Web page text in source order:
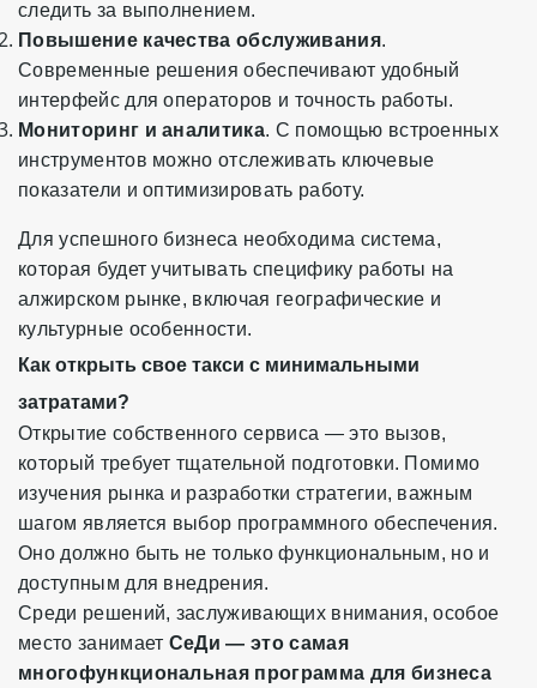
следить за выполнением.
Повышение качества обслуживания.
Современные решения обеспечивают удобный
интерфейс для операторов и точность работы.
Мониторинг и аналитика. С помощью встроенных
инструментов можно отслеживать ключевые
показатели и оптимизировать работу.
Для успешного бизнеса необходима система,
которая будет учитывать специфику работы на
алжирском рынке, включая географические и
культурные особенности.
Как открыть свое такси с минимальными
затратами?
Открытие собственного сервиса — это вызов,
который требует тщательной подготовки. Помимо
изучения рынка и разработки стратегии, важным
шагом является выбор программного обеспечения.
Оно должно быть не только функциональным, но и
доступным для внедрения.
Среди решений, заслуживающих внимания, особое
место занимает СеДи — это самая
многофункциональная программа для бизнеса